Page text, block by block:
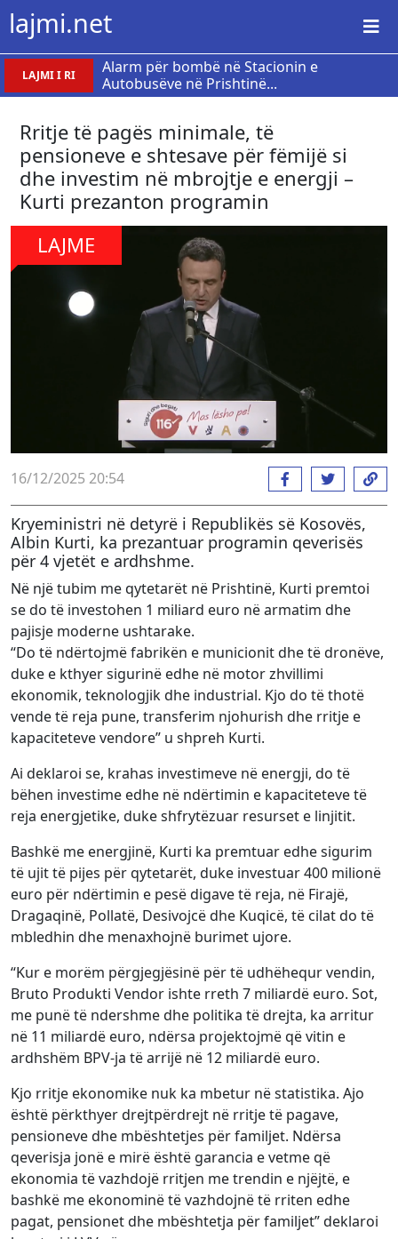
lajmi.net
LAJMI I RI
Alarm për bombë në Stacionin e
Autobusëve në Prishtinë...
Rritje të pagës minimale, të
pensioneve e shtesave për fëmijë si
dhe investim në mbrojtje e energji –
Kurti prezanton programin
LAJME
16/12/2025 20:54
Kryeministri në detyrë i Republikës së Kosovës,
Albin Kurti, ka prezantuar programin qeverisës
për 4 vjetët e ardhshme.
Në një tubim me qytetarët në Prishtinë, Kurti premtoi
se do të investohen 1 miliard euro në armatim dhe
pajisje moderne ushtarake.
“Do të ndërtojmë fabrikën e municionit dhe të dronëve,
duke e kthyer sigurinë edhe në motor zhvillimi
ekonomik, teknologjik dhe industrial. Kjo do të thotë
vende të reja pune, transferim njohurish dhe rritje e
kapaciteteve vendore” u shpreh Kurti.
Ai deklaroi se, krahas investimeve në energji, do të
bëhen investime edhe në ndërtimin e kapaciteteve të
reja energjetike, duke shfrytëzuar resurset e linjitit.
Bashkë me energjinë, Kurti ka premtuar edhe sigurim
të ujit të pijes për qytetarët, duke investuar 400 milionë
euro për ndërtimin e pesë digave të reja, në Firajë,
Dragaqinë, Pollatë, Desivojcë dhe Kuqicë, të cilat do të
mbledhin dhe menaxhojnë burimet ujore.
“Kur e morëm përgjegjësinë për të udhëhequr vendin,
Bruto Produkti Vendor ishte rreth 7 miliardë euro. Sot,
me punë të ndershme dhe politika të drejta, ka arritur
në 11 miliardë euro, ndërsa projektojmë që vitin e
ardhshëm BPV-ja të arrijë në 12 miliardë euro.
Kjo rritje ekonomike nuk ka mbetur në statistika. Ajo
është përkthyer drejtpërdrejt në rritje të pagave,
pensioneve dhe mbështetjes për familjet. Ndërsa
qeverisja jonë e mirë është garancia e vetme që
ekonomia të vazhdojë rritjen me trendin e njëjtë, e
bashkë me ekonominë të vazhdojnë të rriten edhe
pagat, pensionet dhe mbështetja për familjet” deklaroi